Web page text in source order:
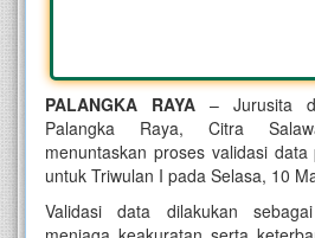
PALANGKA RAYA – Jurusita
Palangka Raya, Citra
menuntaskan proses validasi
untuk Triwulan I pada Selasa, 10
Validasi data dilakukan